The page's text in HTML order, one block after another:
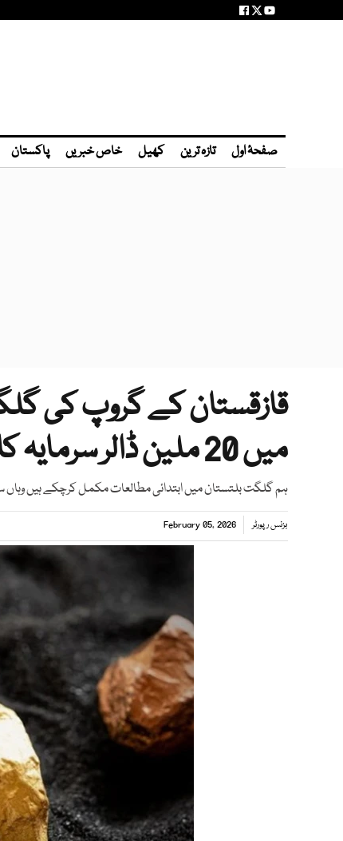
صفحۂ اول تازہ ترین کھیل خاص خبریں پاکستان
قازقستان کے گروپ کی
میں 20 ملین ڈالر سرمایہ کاری کی پیشکش
ہم گلگت بلتستان میں ابتدائی مطالعات مکمل کرچکے ہیں
بزنس رپورٹر February 05, 2026